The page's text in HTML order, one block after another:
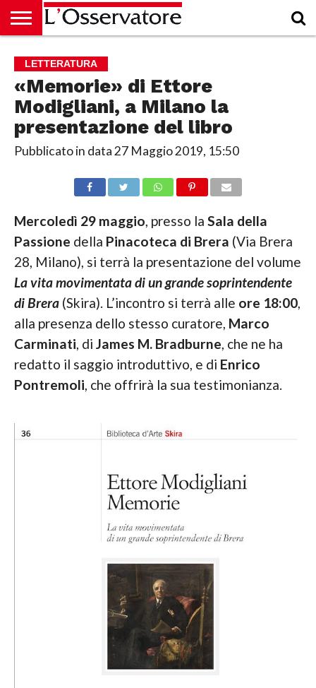
CULTURA
ECONOMIA
RUBRICHE
ARCHIVIO
PODCAST
ABBONAMENTO
CHI
SIAMO
ACCEDI
LETTERATURA
«Memorie» di Ettore
Modigliani, a Milano la
presentazione del libro
Pubblicato in data27 Maggio 2019, 15:50
Mercoledì 29 maggio, presso la Sala della
Passione della Pinacoteca di Brera (Via Brera
28, Milano), si terrà la presentazione del volume
La vita movimentata di un grande soprintendente
di Brera (Skira). L’incontro si terrà alle ore 18:00,
alla presenza dello stesso curatore, Marco
Carminati, di James M. Bradburne, che ne ha
redatto il saggio introduttivo, e di Enrico
Pontremoli, che offrirà la sua testimonianza.